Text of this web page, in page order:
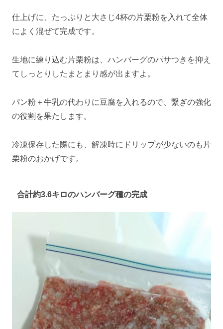
仕上げに、たっぷりと大さじ4杯の片栗粉を入れて全体
によく混ぜて完成です。
生地に練り込む片栗粉は、ハンバーグのパサつきを抑え
てしっとりしたまとまり感が出ますよ。
パン粉＋牛乳の代わりに豆腐を入れるので、繋ぎの強化
の役割を果たします。
冷凍保存した際にも、解凍時にドリップが少ないのも片
栗粉のおかげです。
合計約3.6キロのハンバーグ種の完成